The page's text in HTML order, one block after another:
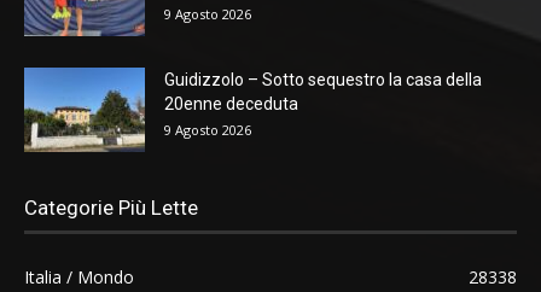
9 Agosto 2026
Guidizzolo – Sotto sequestro la casa della
20enne deceduta
9 Agosto 2026
Categorie Più Lette
Italia / Mondo
28338